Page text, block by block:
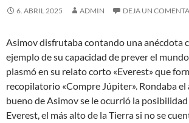
6. ABRIL 2025 ADMIN DEJA UN
Asimov disfrutaba contando una anécdota
ejemplo de su capacidad de prever el
plasmó en su relato corto «Everest» que
recopilatorio «Compre Júpiter». Rondaba el
bueno de Asimov se le ocurrió la
Everest, el más alto de la Tierra si no se